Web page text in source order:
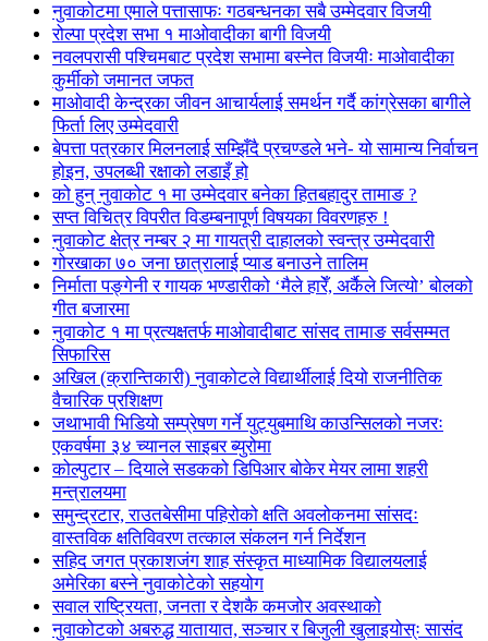
नुवाकोटमा एमाले पत्तासाफः गठबन्धनका सबै उम्मेदवार विजयी
रोल्पा प्रदेश सभा १ माओवादीका बागी विजयी
नवलपरासी पश्चिमबाट प्रदेश सभामा बस्नेत विजयीः माओवादीका
कुर्मीको जमानत जफत
माओवादी केन्द्रका जीवन आचार्यलाई समर्थन गर्दै कांग्रेसका बागीले
फिर्ता लिए उम्मेदवारी
बेपत्ता पत्रकार मिलनलाई सम्झिँदै प्रचण्डले भने- यो सामान्य निर्वाचन
होइन, उपलब्धी रक्षाको लडाइँ हो
को हुन् नुवाकोट १ मा उम्मेदवार बनेका हितबहादुर तामाङ ?
सप्त विचित्र विपरीत विडम्बनापूर्ण विषयका विवरणहरु !
नुवाकोट क्षेत्र नम्बर २ मा गायत्री दाहालको स्वन्त्र उम्मेदवारी
गोरखाका ७० जना छात्रालाई प्याड बनाउने तालिम
निर्माता पङ्गेनी र गायक भण्डारीको ‘मैले हारेँ, अर्कैले जित्यो’ बोलको
गीत बजारमा
नुवाकोट १ मा प्रत्यक्षतर्फ माओवादीबाट सांसद तामाङ सर्वसम्मत
सिफारिस
अखिल (क्रान्तिकारी) नुवाकोटले विद्यार्थीलाई दियो राजनीतिक
वैचारिक प्रशिक्षण
जथाभावी भिडियो सम्प्रेषण गर्ने युट्युबमाथि काउन्सिलको नजरः
एकवर्षमा ३४ च्यानल साइबर ब्युरोमा
कोल्पुटार – दियाले सडकको डिपिआर बोकेर मेयर लामा शहरी
मन्त्रालयमा
समुन्द्रटार, राउतबेसीमा पहिरोको क्षति अवलोकनमा सांसदः
वास्तविक क्षतिविवरण तत्काल संकलन गर्न निर्देशन
सहिद जगत प्रकाशजंग शाह संस्कृत माध्यामिक विद्यालयलाई
अमेरिका बस्ने नुवाकोटेको सहयोग
सवाल राष्ट्रियता, जनता र देशकै कमजोर अवस्थाको
नुवाकोटको अबरुद्ध यातायात, सञ्चार र बिजुली खुलाइयोस्ः सासंद